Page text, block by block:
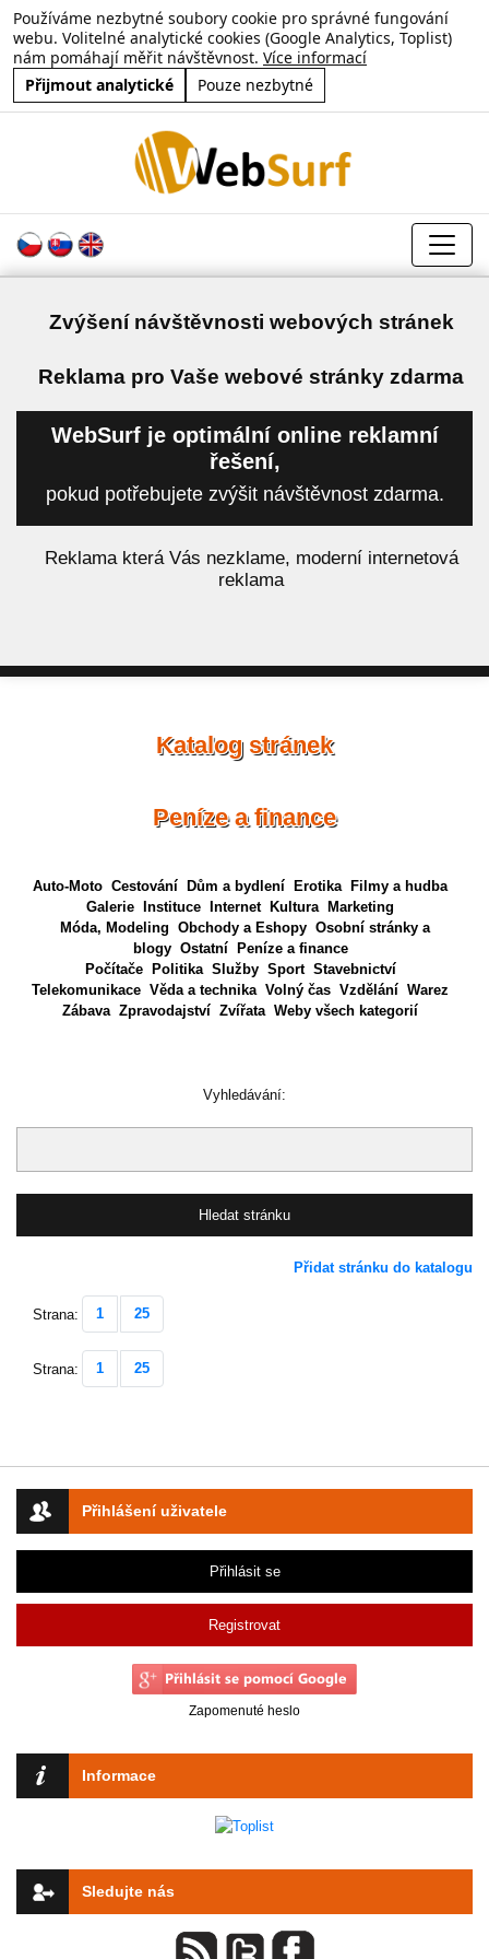
Používáme nezbytné soubory cookie pro správné fungování
webu. Volitelné analytické cookies (Google Analytics, Toplist)
nám pomáhají měřit návštěvnost. Více informací
Přijmout analytické
Pouze nezbytné
Zvýšení návštěvnosti webových stránek
Reklama pro Vaše webové stránky zdarma
WebSurf je optimální online reklamní
řešení,
pokud potřebujete zvýšit návštěvnost zdarma.
Reklama která Vás nezklame, moderní internetová
reklama
Přihlášení uživatele
Přihlásit se
Registrovat
Zapomenuté heslo
Informace
Sledujte nás
Katalog stránek
Peníze a finance
Auto-Moto Cestování Dům a bydlení Erotika
Filmy a hudba
Galerie
Instituce Internet Kultura
Marketing
Móda, Modeling Obchody a Eshopy Osobní stránky a
blogy Ostatní
Peníze a finance
Počítače
Politika Služby Sport Stavebnictví
Telekomunikace Věda a technika Volný čas Vzdělání Warez
Zábava Zpravodajství Zvířata Weby všech kategorií
Vyhledávání:
Přidat stránku do katalogu
Strana: 1 25
Strana: 1 25